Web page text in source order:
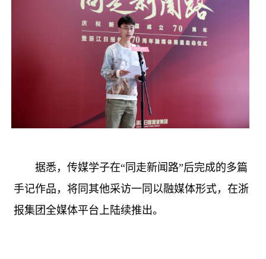
据悉，传媒学子在“同走新闻路”后完成的多篇
手记作品，将同其他采访一同以融媒体形式，在浙
报集团全媒体平台上陆续推出。